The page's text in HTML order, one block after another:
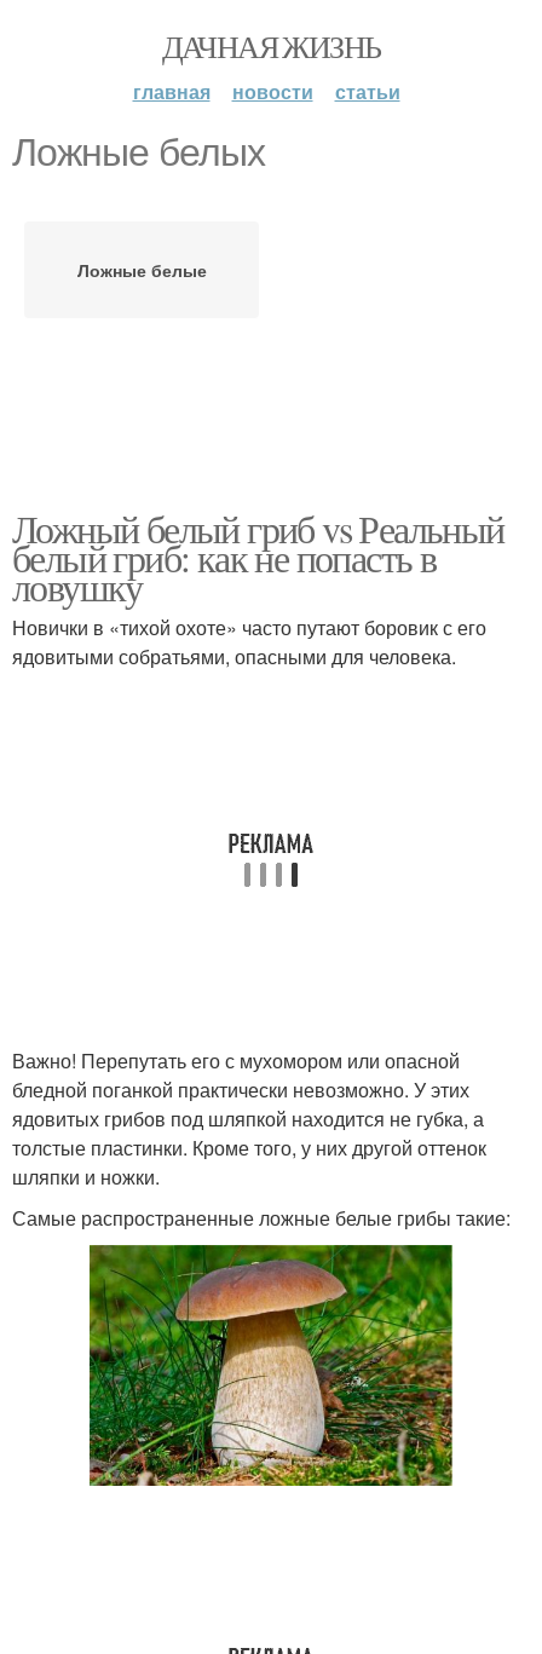
ДАЧНАЯ ЖИЗНЬ
главная новости статьи
Ложные белых
Ложные белые
Ложный белый гриб vs Реальный
белый гриб: как не попасть в
ловушку
Новички в «тихой охоте» часто путают боровик с его
ядовитыми собратьями, опасными для человека.
Важно! Перепутать его с мухомором или опасной
бледной поганкой практически невозможно. У этих
ядовитых грибов под шляпкой находится не губка, а
толстые пластинки. Кроме того, у них другой оттенок
шляпки и ножки.
Самые распространенные ложные белые грибы такие: